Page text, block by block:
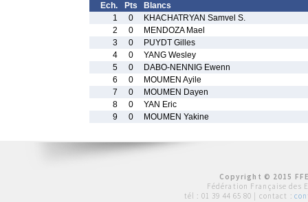
Ech. Pts
Blancs
1
0
KHACHATRYAN Samvel S.
2
0
MENDOZA Mael
3
0
PUYDT Gilles
4
0
YANG Wesley
5
0
DABO-NENNIG Ewenn
6
0
MOUMEN Ayile
7
0
MOUMEN Dayen
8
0
YAN Eric
9
0 MOUMEN Yakine
Copyright © 2015
Fédération Française des
tél : 01 39 44 65 80 | contact :